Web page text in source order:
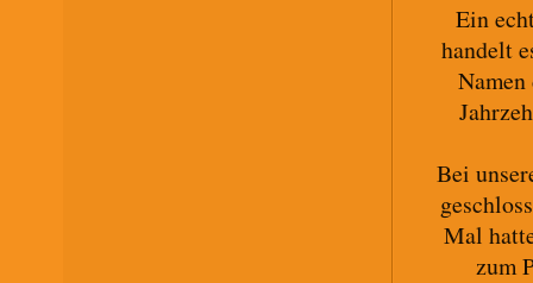
Ein
handelt
Bei
Mal
zum